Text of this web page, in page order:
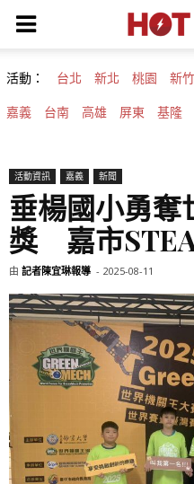
活動： 台北 新北 桃園 新竹
嘉義 台南 高雄 屏東 基隆
活動資訊 嘉義 新聞
垂楊國小勇奪
獎 嘉市
由 記者陳宜琳報導 - 2025-08-11